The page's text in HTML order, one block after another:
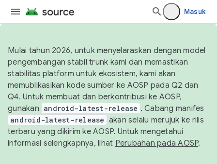
Masuk
Mulai tahun 2026, untuk menyelaraskan dengan model
pengembangan stabil trunk kami dan memastikan
stabilitas platform untuk ekosistem, kami akan
memublikasikan kode sumber ke AOSP pada Q2 dan
Q4. Untuk membuat dan berkontribusi ke AOSP,
gunakan android-latest-release . Cabang manifes
android-latest-release akan selalu merujuk ke rilis
terbaru yang dikirim ke AOSP. Untuk mengetahui
informasi selengkapnya, lihat Perubahan pada AOSP.